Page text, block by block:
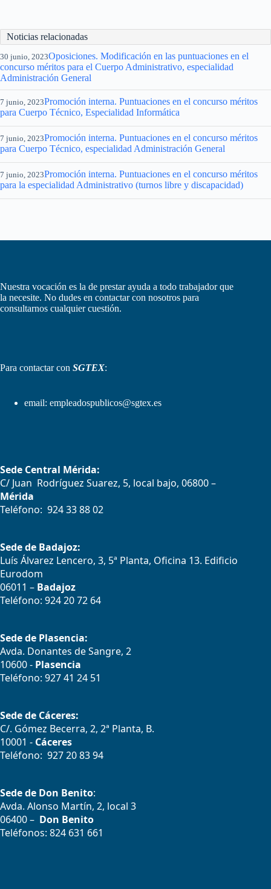
Noticias relacionadas
30 junio, 2023Oposiciones. Modificación en las puntuaciones en el
concurso méritos para el Cuerpo Administrativo, especialidad
Administración General
7 junio, 2023Promoción interna. Puntuaciones en el concurso méritos
para Cuerpo Técnico, Especialidad Informática
7 junio, 2023Promoción interna. Puntuaciones en el concurso méritos
para Cuerpo Técnico, especialidad Administración General
7 junio, 2023Promoción interna. Puntuaciones en el concurso méritos
para la especialidad Administrativo (turnos libre y discapacidad)
Nuestra vocación es la de prestar ayuda a todo trabajador que
la necesite. No dudes en contactar con nosotros para
consultarnos cualquier cuestión.
Para contactar con SGTEX:
email: empleadospublicos@sgtex.es
Sede Central Mérida:
C/ Juan Rodríguez Suarez, 5, local bajo, 06800 –
Mérida
Teléfono: 924 33 88 02
Sede de Badajoz:
Luís Álvarez Lencero, 3, 5ª Planta, Oficina 13. Edificio
Eurodom
06011 – Badajoz
Teléfono: 924 20 72 64
Sede de Plasencia:
Avda. Donantes de Sangre, 2
10600 - Plasencia
Teléfono: 927 41 24 51
Sede de Cáceres:
C/. Gómez Becerra, 2, 2ª Planta, B.
10001 - Cáceres
Teléfono: 927 20 83 94
Sede de Don Benito:
Avda. Alonso Martín, 2, local 3
06400 – Don Benito
Teléfonos: 824 631 661